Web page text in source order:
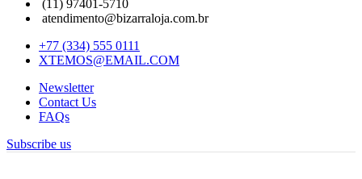
(11) 97401-5710
atendimento@bizarraloja.com.br
+77 (334) 555 0111
XTEMOS@EMAIL.COM
Newsletter
Contact Us
FAQs
Subscribe us